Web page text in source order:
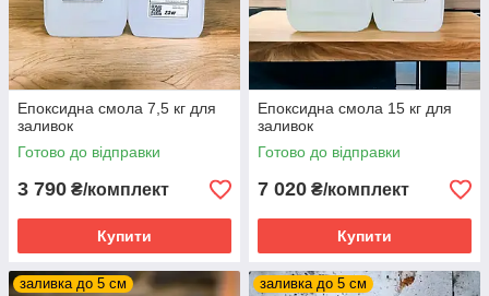
Епоксидна смола 7,5 кг для
заливок
Готово до відправки
3 790 ₴/комплект
Купити
Епоксидна смола 15 кг для
заливок
Готово до відправки
7 020 ₴/комплект
Купити
заливка до 5 см заливка до 5 см